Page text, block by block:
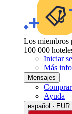
Los miembros
100 000
Iniciar
Más
Mensajes
Ayuda
español · EUR